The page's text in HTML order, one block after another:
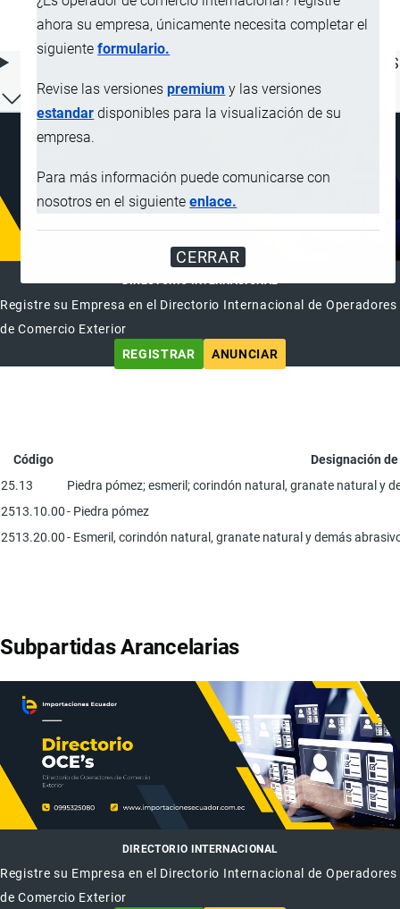
ahora su empresa, únicamente necesita completar el
siguienteformulario.
Revise las versionespremium y las versiones
estandar disponibles para la visualización de su
empresa.
Para más información puede comunicarse con
nosotros en el siguienteenlace.
CERRAR
térmicamente
ÍNDICE DE CONTENIDOS
DIRECTORIO INTERNACIONAL
Registre su Empresa en el Directorio Internacional de Operadores
de Comercio Exterior
REGISTRAR
ANUNCIAR
Código
Designación
25.13
Piedra pómez; esmeril; corindón natural, granate natural y
2513.10.00- Piedra pómez
2513.20.00- Esmeril, corindón natural, granate natural y demás
Subpartidas Arancelarias
DIRECTORIO INTERNACIONAL
Registre su Empresa en el Directorio Internacional de Operadores
de Comercio Exterior